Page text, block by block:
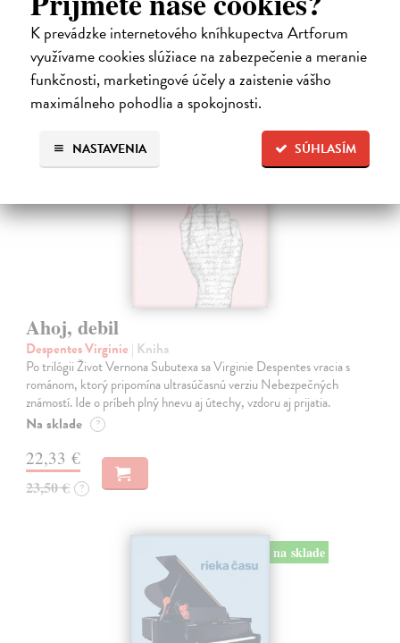
K prevádzke internetového kníhkupectva Artforum
využívame cookies slúžiace na zabezpečenie a meranie
funkčnosti, marketingové účely a zaistenie vášho
maximálneho pohodlia a spokojnosti.
SÚHLASÍM
NASTAVENIA
13,71 €
14,90 €
Ahoj, debil
Despentes Virginie | Kniha
Po trilógii Život Vernona Subutexa sa Virginie Despentes vracia s
románom, ktorý pripomína ultrasúčasnú verziu Nebezpečných
známostí. Ide o príbeh plný hnevu aj útechy, vzdoru aj prijatia.
Na sklade ?
22,33 €
23,50 € ?
na sklade